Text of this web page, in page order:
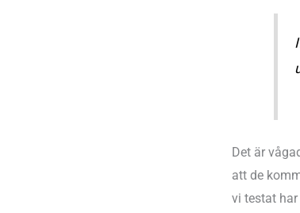
Det är
att de
vi testat